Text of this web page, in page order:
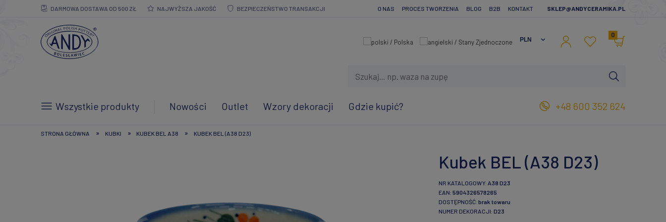
DARMOWA DOSTAWA OD 500 ZŁ NAJWYŻSZA JAKOŚĆ BEZPIECZEŃSTWO TRANSAKCJI O NAS PROCES TWORZENIA BLOG B2B KONTAKT SKLEP@ANDYCERAMIKA.PL
0
Wszystkie produkty Nowości Outlet Wzory dekoracji Gdzie kupić? +48 600 352 624
STRONA GŁÓWNA » KUBKI » KUBEK BEL A38 » KUBEK BEL (A38 D23)
Kubek BEL (A38 D23)
NR KATALOGOWY: A38 D23
EAN: 5904326578265
DOSTĘPNOŚĆ: brak towaru
NUMER DEKORACJI: D23